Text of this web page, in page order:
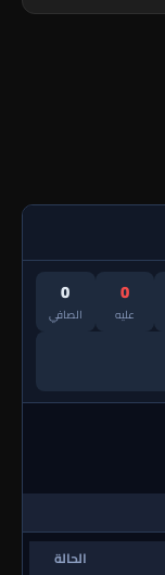
0
عليه
0
الصافي
الحالة